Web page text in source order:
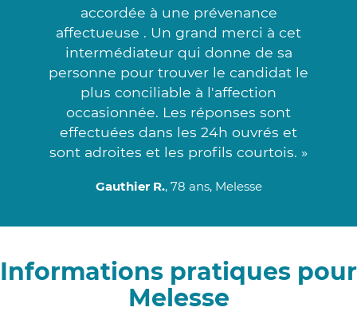
accordée à une prévenance
affectueuse . Un grand merci à cet
intermédiateur qui donne de sa
personne pour trouver le candidat le
plus conciliable à l'affection
occasionnée. Les réponses sont
effectuées dans les 24h ouvrés et
sont adroites et les profils courtois. »
Gauthier R., 78 ans, Melesse
Informations pratiques pour
Melesse